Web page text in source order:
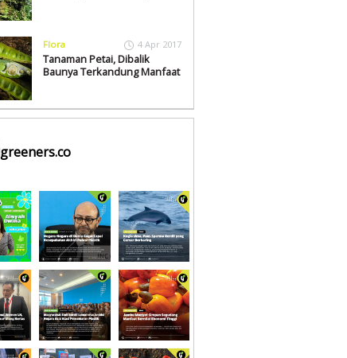
Flora 4 Apr 2017
Tanaman Petai, Dibalik
Baunya Terkandung Manfaat
greeners.co